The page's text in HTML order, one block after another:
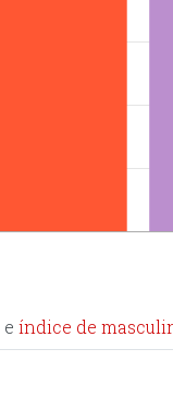
e índice de